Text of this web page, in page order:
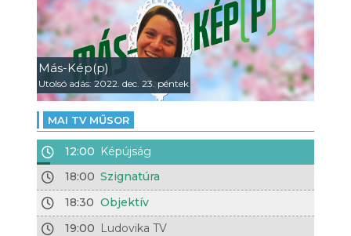
Más-Kép(p)
Utolsó adás: 2022. dec. 23. péntek
MAI TV MŰSOR
12:00 Képújság
18:00 Szignatúra
18:30 Objektív
19:00 Ludovika TV